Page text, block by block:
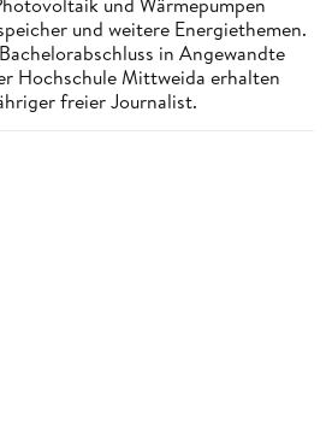
und weitere Energiethemen.
in Angewandte
Hochschule Mittweida erhalten
freier Journalist.